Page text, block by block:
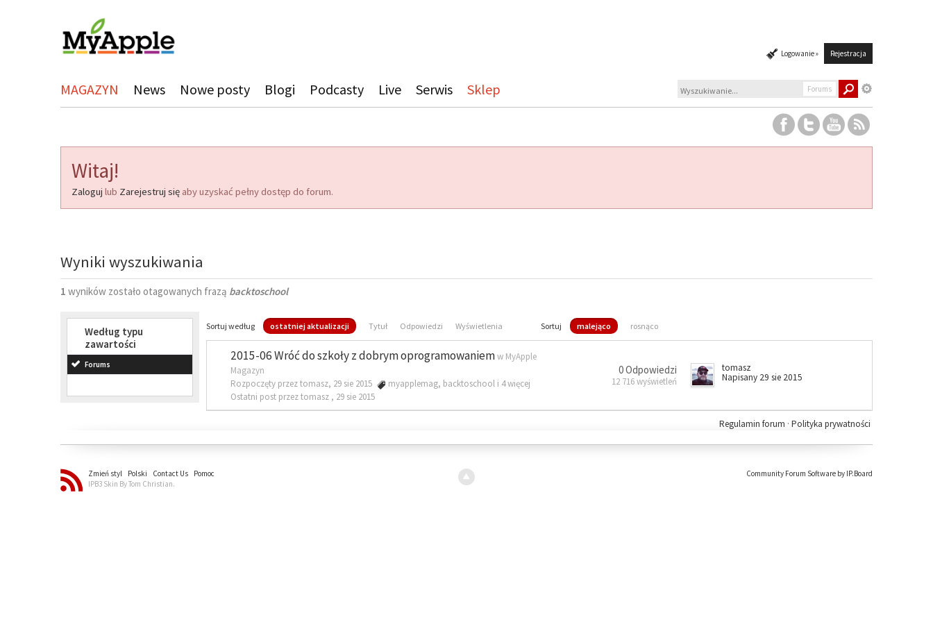
Logowanie » Rejestracja
MAGAZYN News Nowe posty Blogi Podcasty Live Serwis Sklep Forums
Witaj!
Zaloguj lub Zarejestruj się aby uzyskać pełny dostęp do forum.
Wyniki wyszukiwania
1 wyników zostało otagowanych frazą backtoschool
Według typu
zawartości
Forums
Sortuj według ostatniej aktualizacji Tytuł Odpowiedzi Wyświetlenia Sortuj malejąco rosnąco
2015-06 Wróć do szkoły z dobrym oprogramowaniemw MyApple
Magazyn
Rozpoczęty przez tomasz, 29 sie 2015
myapplemag, backtoschool i 4 więcej
Ostatni post przez tomasz , 29 sie 2015
0 Odpowiedzi
12 716 wyświetleń
tomasz
Napisany 29 sie 2015
Polityka prywatności
Regulamin forum ·
Zmień styl Polski Contact Us
Pomoc
IPB3 Skin By Tom Christian.
Community Forum Software by IP.Board